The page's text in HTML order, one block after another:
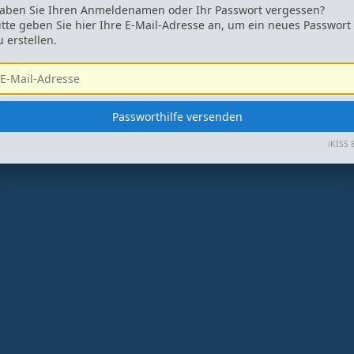
Sie Ihren Anmeldenamen oder Ihr Passwort vergessen?
geben Sie hier Ihre E-Mail-Adresse an, um ein neues Passwort
erstellen.
iKISS